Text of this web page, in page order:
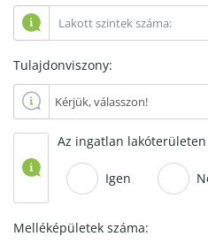
Tulajdonviszony:
Az ingatlan
Igen
Melléképületek száma: